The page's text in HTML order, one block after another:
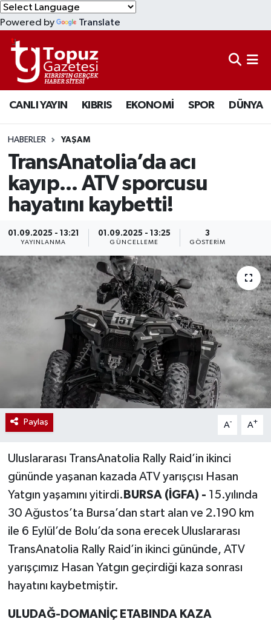
Powered by Translate
CANLI YAYIN KIBRIS EKONOMİ SPOR DÜNYA
HABERLER YAŞAM
TransAnatolia’da acı
kayıp... ATV sporcusu
hayatını kaybetti!
01.09.2025 - 13:21
YAYINLANMA
01.09.2025 - 13:25
GÜNCELLEME
3
GÖSTERIM
Paylaş A- A+
Uluslararası TransAnatolia Rally Raid’in ikinci
gününde yaşanan kazada ATV yarışçısı Hasan
Yatgın yaşamını yitirdi. BURSA (İGFA) - 15.yılında
30 Ağustos’ta Bursa’dan start alan ve 2.190 km
ile 6 Eylül’de Bolu’da sona erecek Uluslararası
TransAnatolia Rally Raid’in ikinci gününde, ATV
yarışçımız Hasan Yatgın geçirdiği kaza sonrası
hayatını kaybetmiştir.
ULUDAĞ-DOMANİÇ ETABINDA KAZA
KIBRIS
DÜNYA
EKONOMİ
MAGAZİN
SAĞLIK
SPOR
TEKNOLOJİ
TÜRKİYE
Lefkoşa Nöbetçi Eczaneler
Lefkoşa Hava Durumu
Lefkoşa Trafik Yoğunluk Haritası
Süper Lig Puan Durumu ve Fikstür
Tüm Manşetler
Son Dakika Haberleri
Haber Arşivi